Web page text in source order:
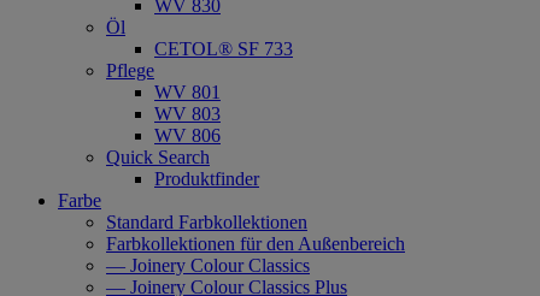
WV 830
Öl
CETOL® SF 733
Pflege
WV 801
WV 803
WV 806
Quick Search
Produktfinder
Farbe
Standard Farbkollektionen
Farbkollektionen für den Außenbereich
— Joinery Colour Classics
— Joinery Colour Classics Plus